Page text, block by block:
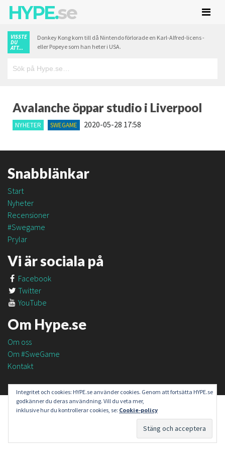
HYPE.se
VISSTE
DU
ATT...
Donkey Kong kom till då Nintendo förlorade en Karl-Alfred-licens -
eller Popeye som han heter i USA.
Avalanche öppar studio i Liverpool
NYHETER SWEGAME 2020-05-28 17:58
Snabblänkar
Start
Nyheter
Recensioner
#Swegame
Prylar
Vi är sociala på
Facebook
Twitter
YouTube
Om Hype.se
Om oss
Om #SweGame
Kontakt
Integritet och cookies: HYPE.se använder cookies. Genom att fortsätta HYPE.se
godkänner du deras användning. Vill du veta mer,
inklusive hur du kontrollerar cookies, se: Cookie-policy